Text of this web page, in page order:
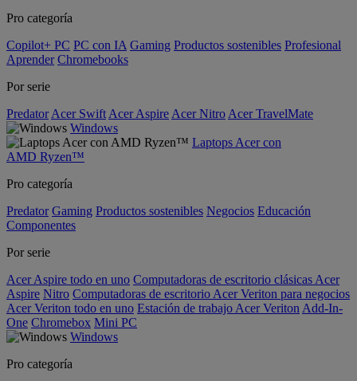
Pro categoría
Copilot+ PC PC con IA Gaming Productos sostenibles Profesional
Aprender Chromebooks
Por serie
Predator Acer Swift Acer Aspire Acer Nitro Acer TravelMate
Windows
Laptops Acer con
AMD Ryzen™
Pro categoría
Predator Gaming Productos sostenibles Negocios Educación
Componentes
Por serie
Acer Aspire todo en uno Computadoras de escritorio clásicas Acer
Aspire Nitro Computadoras de escritorio Acer Veriton para negocios
Acer Veriton todo en uno Estación de trabajo Acer Veriton Add-In-
One Chromebox Mini PC
Windows
Pro categoría